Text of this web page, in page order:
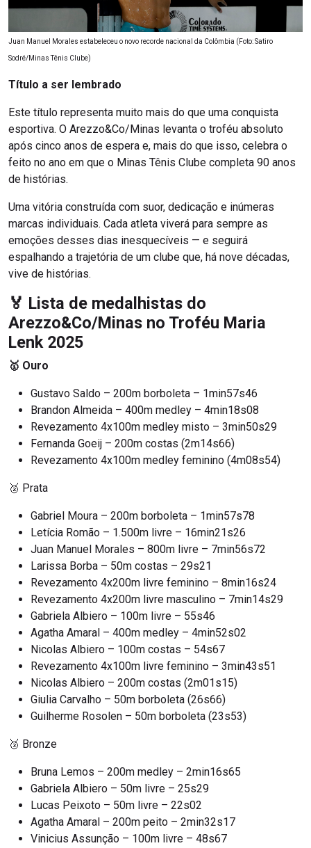
Juan Manuel Morales estabeleceu o novo recorde nacional da Colômbia (Foto: Satiro
Sodré/Minas Tênis Clube)
Título a ser lembrado
Este título representa muito mais do que uma conquista
esportiva. O Arezzo&Co/Minas levanta o troféu absoluto
após cinco anos de espera e, mais do que isso, celebra o
feito no ano em que o Minas Tênis Clube completa 90 anos
de histórias.
Uma vitória construída com suor, dedicação e inúmeras
marcas individuais. Cada atleta viverá para sempre as
emoções desses dias inesquecíveis — e seguirá
espalhando a trajetória de um clube que, há nove décadas,
vive de histórias.
🏅 Lista de medalhistas do
Arezzo&Co/Minas no Troféu Maria
Lenk 2025
🥇 Ouro
Gustavo Saldo – 200m borboleta – 1min57s46
Brandon Almeida – 400m medley – 4min18s08
Revezamento 4x100m medley misto – 3min50s29
Fernanda Goeij – 200m costas (2m14s66)
Revezamento 4x100m medley feminino (4m08s54)
🥈 Prata
Gabriel Moura – 200m borboleta – 1min57s78
Letícia Romão – 1.500m livre – 16min21s26
Juan Manuel Morales – 800m livre – 7min56s72
Larissa Borba – 50m costas – 29s21
Revezamento 4x200m livre feminino – 8min16s24
Revezamento 4x200m livre masculino – 7min14s29
Gabriela Albiero – 100m livre – 55s46
Agatha Amaral – 400m medley – 4min52s02
Nicolas Albiero – 100m costas – 54s67
Revezamento 4x100m livre feminino – 3min43s51
Nicolas Albiero – 200m costas (2m01s15)
Giulia Carvalho – 50m borboleta (26s66)
Guilherme Rosolen – 50m borboleta (23s53)
🥉 Bronze
Bruna Lemos – 200m medley – 2min16s65
Gabriela Albiero – 50m livre – 25s29
Lucas Peixoto – 50m livre – 22s02
Agatha Amaral – 200m peito – 2min32s17
Vinicius Assunção – 100m livre – 48s67